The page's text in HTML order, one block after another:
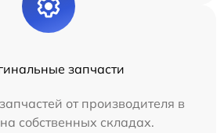
запчасти
от производителя в
собственных складах.